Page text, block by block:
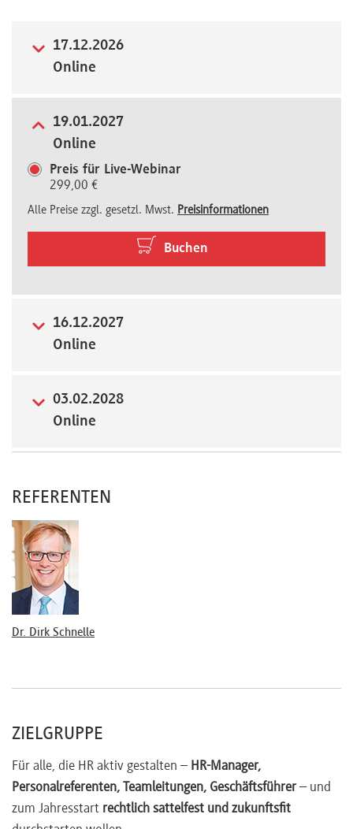
17.12.2026
Online
19.01.2027
Online
Preis für Live-Webinar
299,00 €
Alle Preise zzgl. gesetzl. Mwst. Preisinformationen
Buchen
16.12.2027
Online
03.02.2028
Online
REFERENTEN
Dr. Dirk Schnelle
ZIELGRUPPE
Für alle, die HR aktiv gestalten – HR-Manager,
Personalreferenten, Teamleitungen, Geschäftsführer– und
zum Jahresstart rechtlich sattelfest und zukunftsfit